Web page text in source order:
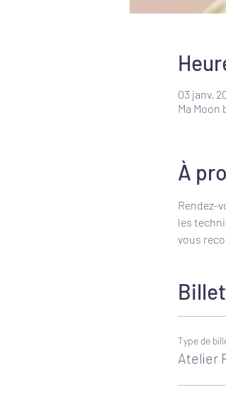
03 janv.
Ma Moon
À
Rendez-
les
vous
Type de
Atelier